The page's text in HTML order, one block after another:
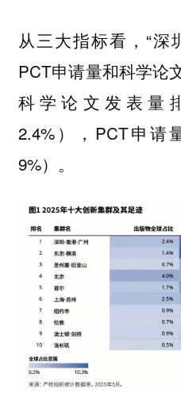
从三大指标看，“深
PCT申请量和科学论
科学论文发表量
2.4%），PCT申请
9%）。